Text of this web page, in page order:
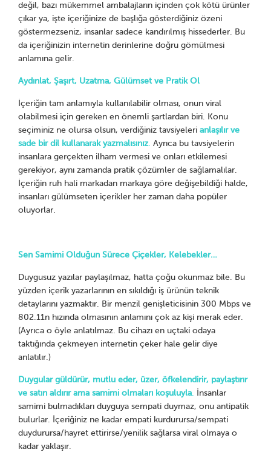
değil, bazı mükemmel ambalajların içinden çok kötü ürünler
çıkar ya, işte içeriğinize de başlığa gösterdiğiniz özeni
göstermezseniz, insanlar sadece kandırılmış hissederler. Bu
da içeriğinizin internetin derinlerine doğru gömülmesi
anlamına gelir.
Aydınlat, Şaşırt, Uzatma, Gülümset ve Pratik Ol
İçeriğin tam anlamıyla kullanılabilir olması, onun viral
olabilmesi için gereken en önemli şartlardan biri. Konu
seçiminiz ne olursa olsun, verdiğiniz tavsiyelerianlaşılır ve
sade bir dil kullanarak yazmalısınız. Ayrıca bu tavsiyelerin
insanlara gerçekten ilham vermesi ve onları etkilemesi
gerekiyor, aynı zamanda pratik çözümler de sağlamalılar.
İçeriğin ruh hali markadan markaya göre değişebildiği halde,
insanları gülümseten içerikler her zaman daha popüler
oluyorlar.
Sen Samimi Olduğun Sürece Çiçekler, Kelebekler…
Duygusuz yazılar paylaşılmaz, hatta çoğu okunmaz bile. Bu
yüzden içerik yazarlarının en sıkıldığı iş ürünün teknik
detaylarını yazmaktır. Bir menzil genişleticisinin 300 Mbps ve
802.11n hızında olmasının anlamını çok az kişi merak eder.
(Ayrıca o öyle anlatılmaz. Bu cihazı en uçtaki odaya
taktığında çekmeyen internetin çeker hale gelir diye
anlatılır.)
Duygular güldürür, mutlu eder, üzer, öfkelendirir, paylaştırır
ve satın aldırır ama samimi olmaları koşuluyla
İnsanlar
samimi bulmadıkları duyguya sempati duymaz, onu antipatik
bulurlar. İçeriğiniz ne kadar empati kurdurursa/sempati
duydurursa/hayret ettirirse/yenilik sağlarsa viral olmaya o
kadar yaklaşır.